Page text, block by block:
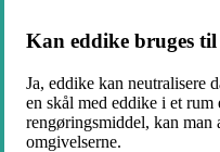
Kan eddike bruges
Ja, eddike kan neutralisere
en skål med eddike i et
rengøringsmiddel, kan man
omgivelserne.